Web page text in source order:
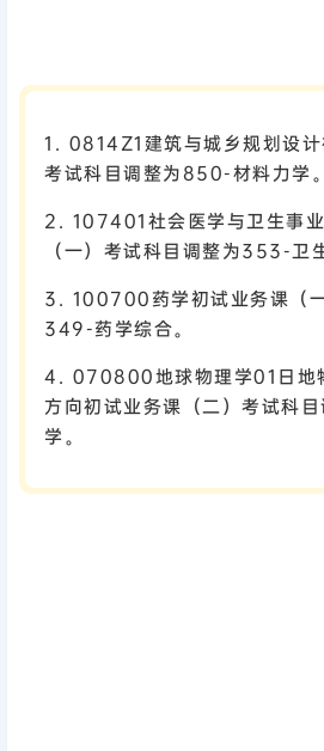
1. 0814Z1建筑与城乡规划设计
考试科目调整为850-材料力学。
2. 107401社会医学与卫生事
（一）考试科目调整为353-卫
3. 100700药学初试业务课（
349-药学综合。
4. 070800地球物理学01日地
方向初试业务课（二）考试科
学。